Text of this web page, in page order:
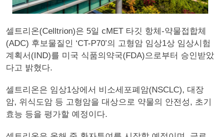
셀트리온(Celltrion)은 5일 cMET 타깃 항체-약물접합체
(ADC) 후보물질인 ‘CT-P70’의 고형암 임상1상 임상시험
계획서(IND)를 미국 식품의약국(FDA)으로부터 승인받았
다고 밝혔다.
셀트리온은 임상1상에서 비소세포폐암(NSCLC), 대장
암, 위식도암 등 고형암을 대상으로 약물의 안전성, 초기
효능 등을 평가할 예정이다.